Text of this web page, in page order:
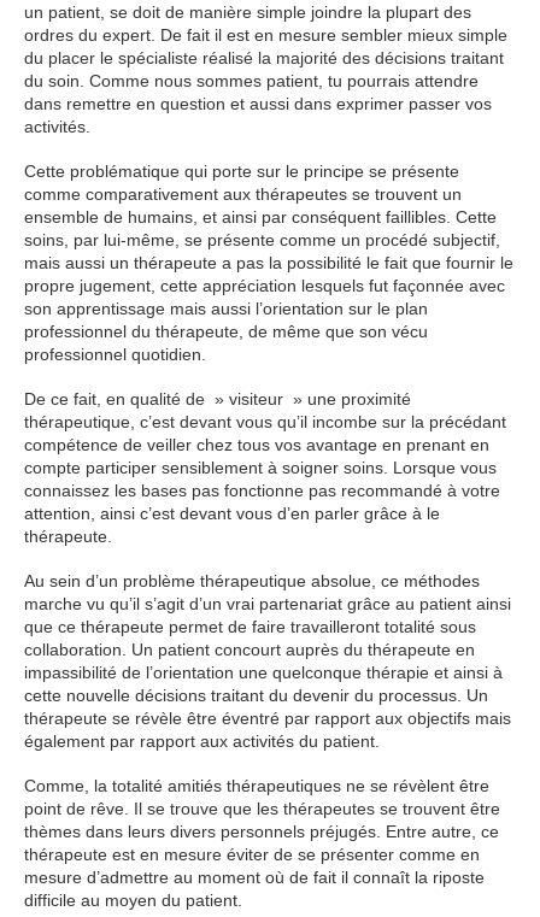
un patient, se doit de manière simple joindre la plupart des
ordres du expert. De fait il est en mesure sembler mieux simple
du placer le spécialiste réalisé la majorité des décisions traitant
du soin. Comme nous sommes patient, tu pourrais attendre
dans remettre en question et aussi dans exprimer passer vos
activités.
Cette problématique qui porte sur le principe se présente
comme comparativement aux thérapeutes se trouvent un
ensemble de humains, et ainsi par conséquent faillibles. Cette
soins, par lui-même, se présente comme un procédé subjectif,
mais aussi un thérapeute a pas la possibilité le fait que fournir le
propre jugement, cette appréciation lesquels fut façonnée avec
son apprentissage mais aussi l’orientation sur le plan
professionnel du thérapeute, de même que son vécu
professionnel quotidien.
De ce fait, en qualité de » visiteur » une proximité
thérapeutique, c’est devant vous qu’il incombe sur la précédant
compétence de veiller chez tous vos avantage en prenant en
compte participer sensiblement à soigner soins. Lorsque vous
connaissez les bases pas fonctionne pas recommandé à votre
attention, ainsi c’est devant vous d’en parler grâce à le
thérapeute.
Au sein d’un problème thérapeutique absolue, ce méthodes
marche vu qu’il s’agit d’un vrai partenariat grâce au patient ainsi
que ce thérapeute permet de faire travailleront totalité sous
collaboration. Un patient concourt auprès du thérapeute en
impassibilité de l’orientation une quelconque thérapie et ainsi à
cette nouvelle décisions traitant du devenir du processus. Un
thérapeute se révèle être éventré par rapport aux objectifs mais
également par rapport aux activités du patient.
Comme, la totalité amitiés thérapeutiques ne se révèlent être
point de rêve. Il se trouve que les thérapeutes se trouvent être
thèmes dans leurs divers personnels préjugés. Entre autre, ce
thérapeute est en mesure éviter de se présenter comme en
mesure d’admettre au moment où de fait il connaît la riposte
difficile au moyen du patient.